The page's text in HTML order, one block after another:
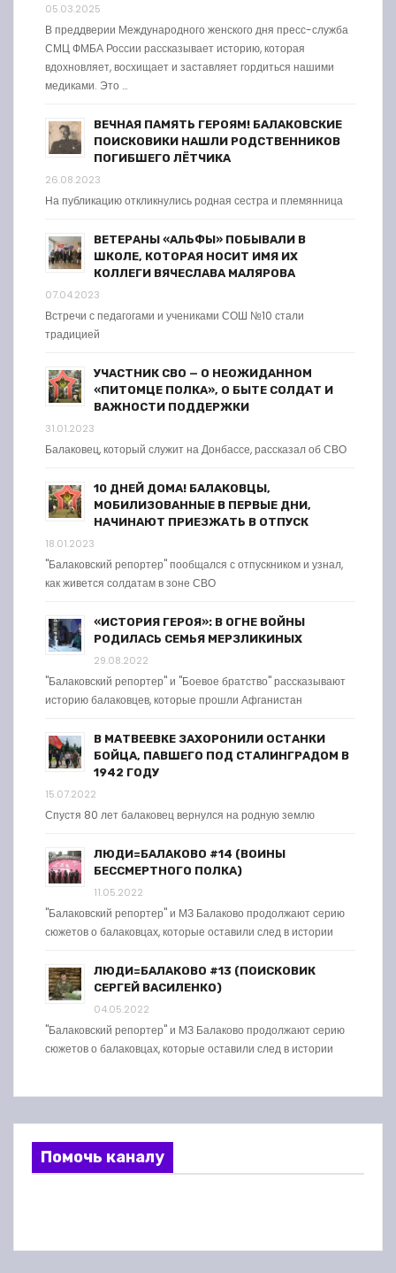
05.03.2025
В преддверии Международного женского дня пресс-служба
СМЦ ФМБА России рассказывает историю, которая
вдохновляет, восхищает и заставляет гордиться нашими
медиками. Это …
ВЕЧНАЯ ПАМЯТЬ ГЕРОЯМ! БАЛАКОВСКИЕ
ПОИСКОВИКИ НАШЛИ РОДСТВЕННИКОВ
ПОГИБШЕГО ЛЁТЧИКА
26.08.2023
На публикацию откликнулись родная сестра и племянница
ВЕТЕРАНЫ «АЛЬФЫ» ПОБЫВАЛИ В
ШКОЛЕ, КОТОРАЯ НОСИТ ИМЯ ИХ
КОЛЛЕГИ ВЯЧЕСЛАВА МАЛЯРОВА
07.04.2023
Встречи с педагогами и учениками СОШ №10 стали
традицией
УЧАСТНИК СВО — О НЕОЖИДАННОМ
«ПИТОМЦЕ ПОЛКА», О БЫТЕ СОЛДАТ И
ВАЖНОСТИ ПОДДЕРЖКИ
31.01.2023
Балаковец, который служит на Донбассе, рассказал об СВО
10 ДНЕЙ ДОМА! БАЛАКОВЦЫ,
МОБИЛИЗОВАННЫЕ В ПЕРВЫЕ ДНИ,
НАЧИНАЮТ ПРИЕЗЖАТЬ В ОТПУСК
18.01.2023
"Балаковский репортер" пообщался с отпускником и узнал,
как живется солдатам в зоне СВО
«ИСТОРИЯ ГЕРОЯ»: В ОГНЕ ВОЙНЫ
РОДИЛАСЬ СЕМЬЯ МЕРЗЛИКИНЫХ
29.08.2022
"Балаковский репортер" и "Боевое братство" рассказывают
историю балаковцев, которые прошли Афганистан
В МАТВЕЕВКЕ ЗАХОРОНИЛИ ОСТАНКИ
БОЙЦА, ПАВШЕГО ПОД СТАЛИНГРАДОМ В
1942 ГОДУ
15.07.2022
Спустя 80 лет балаковец вернулся на родную землю
ЛЮДИ=БАЛАКОВО #14 (ВОИНЫ
БЕССМЕРТНОГО ПОЛКА)
11.05.2022
"Балаковский репортер" и МЗ Балаково продолжают серию
сюжетов о балаковцах, которые оставили след в истории
ЛЮДИ=БАЛАКОВО #13 (ПОИСКОВИК
СЕРГЕЙ ВАСИЛЕНКО)
04.05.2022
"Балаковский репортер" и МЗ Балаково продолжают серию
сюжетов о балаковцах, которые оставили след в истории
Помочь каналу